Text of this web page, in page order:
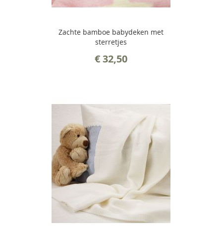
Zachte bamboe babydeken met
sterretjes
€ 32,50